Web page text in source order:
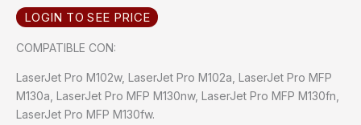
LOGIN TO SEE PRICE
COMPATIBLE CON:
LaserJet Pro M102w, LaserJet Pro M102a, LaserJet Pro MFP
M130a, LaserJet Pro MFP M130nw, LaserJet Pro MFP M130fn,
LaserJet Pro MFP M130fw.